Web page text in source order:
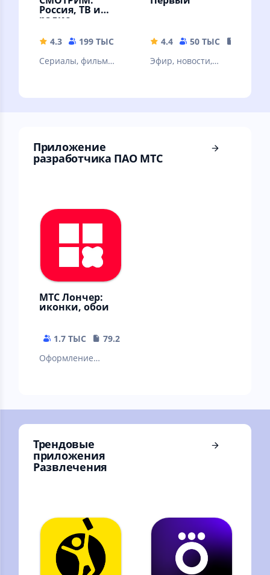
Россия, ТВ и
радио
4.3 199 ТЫС
32.67 MB
Сериалы, фильмы,
4.4 50 ТЫС
Эфир, новости,
Приложение
разработчика ПАО МТС
МТС Лончер:
иконки, обои
1.7 ТЫС
79.2 MB
Оформление
обои
Трендовые
приложения
Развлечения